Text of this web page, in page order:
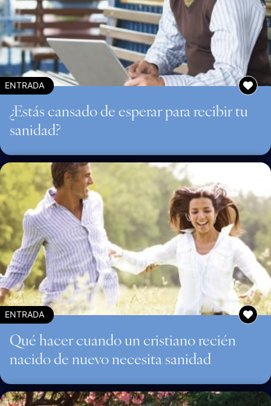
ENTRADA
¿Estás cansado de esperar para recibir tu
sanidad?
ENTRADA
Qué hacer cuando un cristiano recién
nacido de nuevo necesita sanidad